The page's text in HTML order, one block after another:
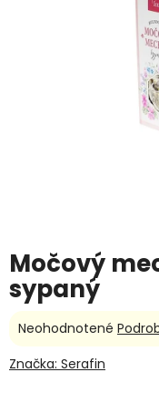
Močový
sypaný
Priemerné
produktu
Neohodnotené
Značka: Serafin